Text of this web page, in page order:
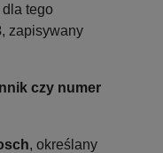
tego
, zapisywany
czy numer
, określany